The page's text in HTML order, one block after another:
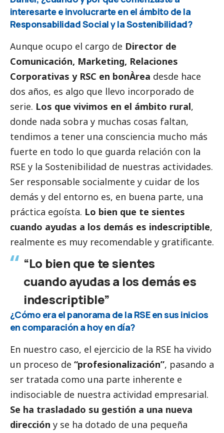
interesarte e involucrarte en el ámbito de la
ResponsabilidadSocialy la Sostenibilidad?
Aunque ocupo el cargo de Director de
Comunicación, Marketing, Relaciones
Corporativas y RSC en bonÀrea desde hace
dos años, es algo que llevo incorporado de
serie. Los que vivimos en el ámbito rural,
donde nada sobra y muchas cosas faltan,
tendimos a tener una consciencia mucho más
fuerte en todo lo que guarda relación con la
RSE y la Sostenibilidad de nuestras actividades.
Ser responsable socialmente y cuidar de los
demás y del entorno es, en buena parte, una
práctica egoísta. Lo bien que te sientes
cuando ayudas a los demás es indescriptible,
realmente es muy recomendable y gratificante.
“Lo bien que te sientes
cuando ayudas a los demás es
indescriptible”
¿Cómo era el panorama de la RSE en sus inicios
en comparación a hoy en día?
En nuestro caso, el ejercicio de la RSE ha vivido
un proceso de “profesionalización”, pasando a
ser tratada como una parte inherente e
indisociable de nuestra actividad empresarial.
Se ha trasladado su gestión a una nueva
dirección y se ha dotado de una pequeña